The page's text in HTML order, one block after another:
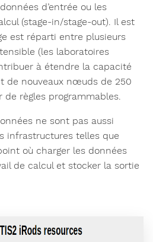
d’entrée ou les
(stage-in/stage-out). Il est
est réparti entre plusieurs
(les laboratoires
à étendre la capacité
de nouveaux nœuds de 250
règles programmables.
ne sont pas aussi
infrastructures telles que
où charger les données
de calcul et stocker la sortie